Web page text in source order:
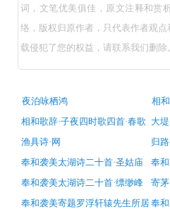
木
兰
后
三
咏
词，文笔优美俱佳，原文注释和赏
络，版权归原作者，只代表作者观
载侵犯了您的权益，请联系我们删除
古
词
推
荐
夜泊咏栖鸿
相
相和歌辞·子夜四时歌四首·春歌 大堤
渔具诗·网
归路
奉和袭美太湖诗二十首·圣姑庙
奉
奉和袭美太湖诗二十首·缥缈峰
寄
奉和袭美寄题罗浮轩辕先生所居